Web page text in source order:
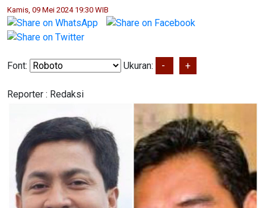
Kamis, 09 Mei 2024 19:30 WIB
Font: Ukuran: - +
Reporter : Redaksi